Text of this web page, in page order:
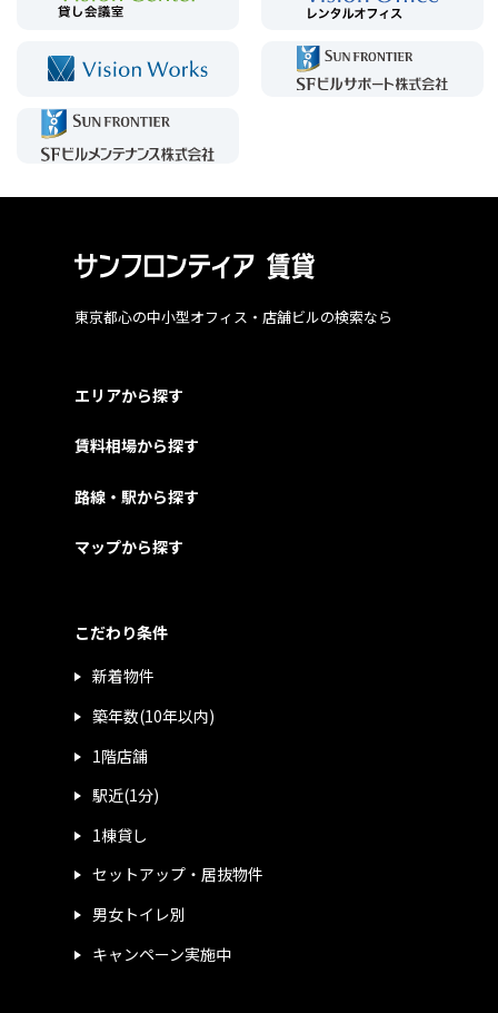
東京都心の中小型オフィス・店舗ビルの検索なら
エリアから探す
賃料相場から探す
路線・駅から探す
マップから探す
こだわり条件
新着物件
築年数(10年以内)
1階店舗
駅近(1分)
1棟貸し
セットアップ・居抜物件
男女トイレ別
キャンペーン実施中